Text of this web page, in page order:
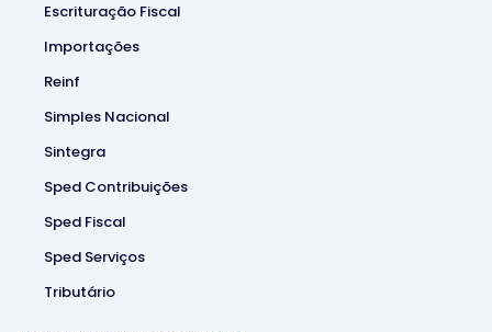
Escrituração Fiscal
Importações
Reinf
Simples Nacional
Sintegra
Sped Contribuições
Sped Fiscal
Sped Serviços
Tributário